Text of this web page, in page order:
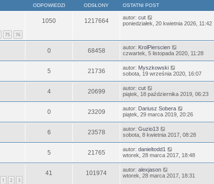
ODPOWIEDZI ODSŁONY OSTATNI POST
75 76
1050 1217664 autor: cut
poniedziałek, 20 kwietnia 2026, 11:42
0 68458 autor: KrolPierscien
czwartek, 5 listopada 2020, 11:28
5 21736 autor: Myszkowski
sobota, 19 września 2020, 16:07
4 20699 autor: cut
piątek, 18 października 2019, 06:23
0 23209 autor: Dariusz Sobera
piątek, 29 marca 2019, 20:26
6 23578 autor: Guzio13
sobota, 8 kwietnia 2017, 08:28
5 21765 autor: danieltodd1
wtorek, 28 marca 2017, 18:48
1 2 3
41 101974 autor: alexjason
wtorek, 28 marca 2017, 18:31